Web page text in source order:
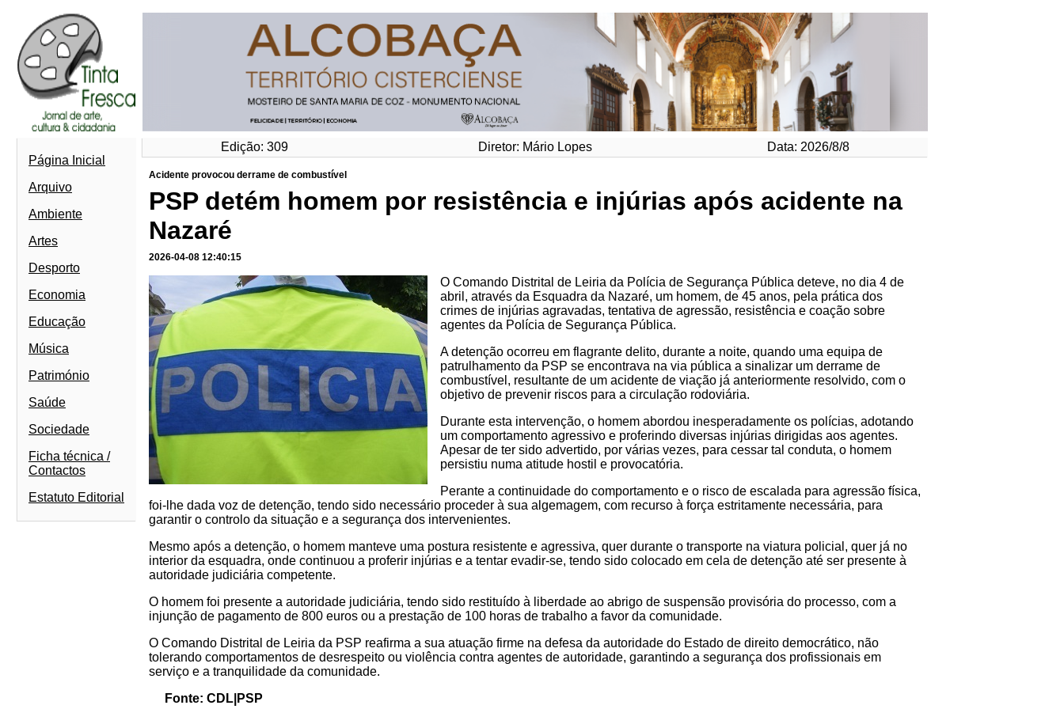
Edição: 309 Diretor: Mário Lopes
Data: 2026/8/8
Página Inicial
Arquivo
Ambiente
Artes
Desporto
Economia
Educação
Música
Património
Saúde
Sociedade
Ficha técnica /
Contactos
Estatuto Editorial
Acidente provocou derrame de combustível
PSP detém homem por resistência e injúrias após acidente na
Nazaré
2026-04-08 12:40:15
O Comando Distrital de Leiria da Polícia de Segurança Pública deteve, no dia 4 de
abril, através da Esquadra da Nazaré, um homem, de 45 anos, pela prática dos
crimes de injúrias agravadas, tentativa de agressão, resistência e coação sobre
agentes da Polícia de Segurança Pública.
A detenção ocorreu em flagrante delito, durante a noite, quando uma equipa de
patrulhamento da PSP se encontrava na via pública a sinalizar um derrame de
combustível, resultante de um acidente de viação já anteriormente resolvido, com o
objetivo de prevenir riscos para a circulação rodoviária.
Durante esta intervenção, o homem abordou inesperadamente os polícias, adotando
um comportamento agressivo e proferindo diversas injúrias dirigidas aos agentes.
Apesar de ter sido advertido, por várias vezes, para cessar tal conduta, o homem
persistiu numa atitude hostil e provocatória.
Perante a continuidade do comportamento e o risco de escalada para agressão física,
foi-lhe dada voz de detenção, tendo sido necessário proceder à sua algemagem, com recurso à força estritamente necessária, para
garantir o controlo da situação e a segurança dos intervenientes.
Mesmo após a detenção, o homem manteve uma postura resistente e agressiva, quer durante o transporte na viatura policial, quer já no
interior da esquadra, onde continuou a proferir injúrias e a tentar evadir-se, tendo sido colocado em cela de detenção até ser presente à
autoridade judiciária competente.
O homem foi presente a autoridade judiciária, tendo sido restituído à liberdade ao abrigo de suspensão provisória do processo, com a
injunção de pagamento de 800 euros ou a prestação de 100 horas de trabalho a favor da comunidade.
O Comando Distrital de Leiria da PSP reafirma a sua atuação firme na defesa da autoridade do Estado de direito democrático, não
tolerando comportamentos de desrespeito ou violência contra agentes de autoridade, garantindo a segurança dos profissionais em
serviço e a tranquilidade da comunidade.
Fonte: CDL|PSP